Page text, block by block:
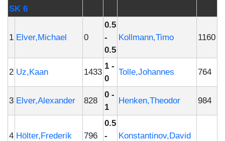
SK 6
1 Elver,Michael 0
0.5
-
0.5
Kollmann,Timo 1160
2 Uz,Kaan 1433
1 -
0
Tolle,Johannes 764
3 Elver,Alexander 828
0 -
1
Henken,Theodor 984
4 Hölter,Frederik 796
0.5
-
Konstantinov,David